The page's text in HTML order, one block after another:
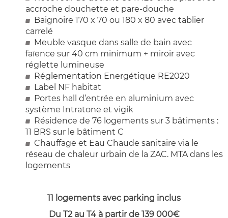
accroche douchette et pare-douche
Baignoire 170 x 70 ou 180 x 80 avec tablier
carrelé
Meuble vasque dans salle de bain avec
faïence sur 40 cm minimum + miroir avec
réglette lumineuse
Réglementation Energétique RE2020
Label NF habitat
Portes hall d’entrée en aluminium avec
système Intratone et vigik
Résidence de 76 logements sur 3 bâtiments :
11 BRS sur le bâtiment C
Chauffage et Eau Chaude sanitaire via le
réseau de chaleur urbain de la ZAC. MTA dans les
logements
11 logements avec parking inclus
Du T2 au T4 à partir de 139 000€